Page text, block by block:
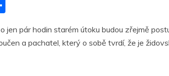
ar
jen pár hodin starém útoku budou zřejmě
a pachatel, který o sobě tvrdí, že je